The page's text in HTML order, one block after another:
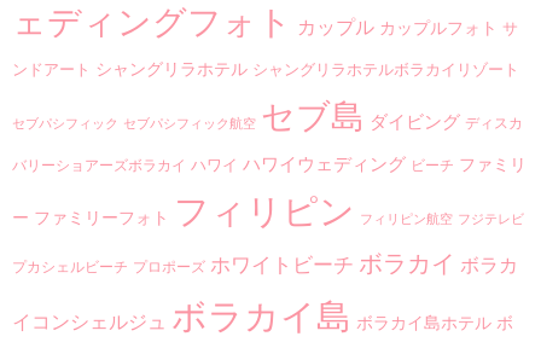
ェディングフォト
カップル カップルフォト サ
ンドアート シャングリラホテル シャングリラホテルボラカイリゾート
セブパシフィック セブパシフィック航空 セブ島 ダイビング ディスカ
バリーショアーズボラカイ ハワイ ハワイウェディング ビーチ ファミリ
ー ファミリーフォト フィリピン フィリピン航空 フジテレビ
プカシェルビーチ プロポーズ ホワイトビーチ ボラカイ ボラカ
イコンシェルジュ ボラカイ島 ボラカイ島ホテル ボ